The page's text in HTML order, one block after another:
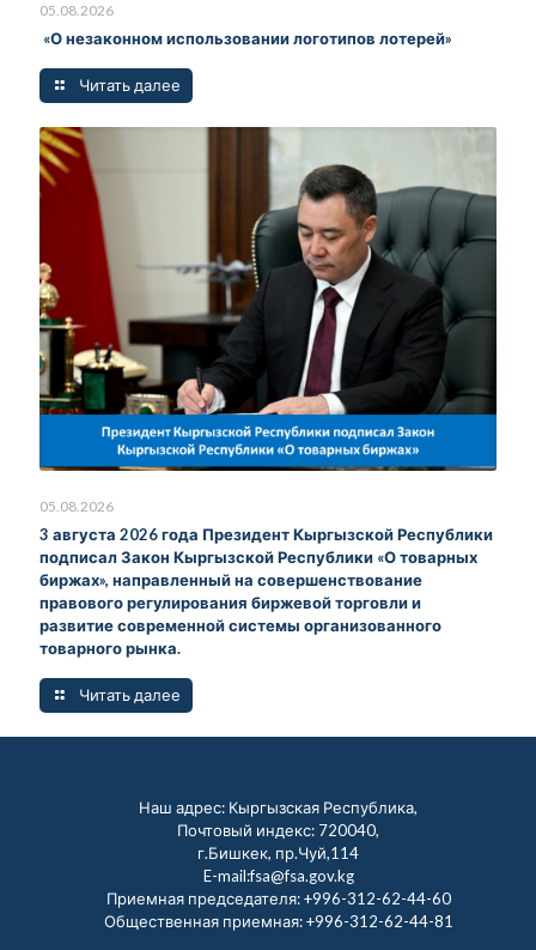
05.08.2026
«О незаконном использовании логотипов лотерей»
Читать далее
05.08.2026
3 августа 2026 года Президент Кыргызской Республики
подписал Закон Кыргызской Республики «О товарных
биржах», направленный на совершенствование
правового регулирования биржевой торговли и
развитие современной системы организованного
товарного рынка.
Читать далее
Наш адрес: Кыргызская Республика,
Почтовый индекс: 720040,
г.Бишкек, пр.Чуй,114
E-mail:fsa@fsa.gov.kg
Приемная председателя:+996-312-62-44-60
Общественная приемная:+996-312-62-44-81